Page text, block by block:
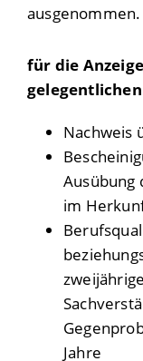
ausgenommen.
für die
Nachweis
Ausübung
im
Jahre